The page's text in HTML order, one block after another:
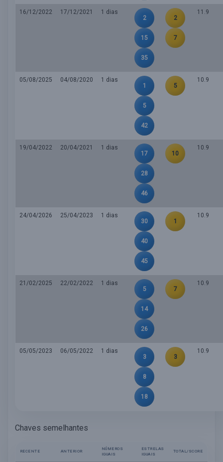
16/12/2022 17/12/2021
1 dias
2
15
35
2
7
11.9
05/08/2025 04/08/2020
1 dias
1
5
42
5
10.9
19/04/2022 20/04/2021
1 dias
17
28
46
10
10.9
24/04/2026 25/04/2023
1 dias
30
40
45
1
10.9
21/02/2025 22/02/2022
1 dias
5
14
26
7
10.9
05/05/2023 06/05/2022
1 dias
3
8
18
3
10.9
Chaves semelhantes
RECENTE ANTERIOR
NÚMEROS
IGUAIS
ESTRELAS
IGUAIS
TOTAL/SCORE